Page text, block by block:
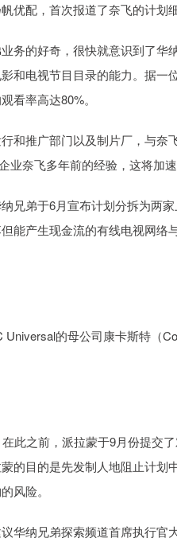
配，首次报道了奈飞的计划细
的好奇，很快就意识到了华
和电视节目目录的能力。据一
看率高达80%。
推广部门以及制片厂，与奈
奈飞多年前的经验，这将加速
弟于6月宣布计划分拆为两
能产生现金流的有线电视网
的母公司康卡斯特（
之前，派拉蒙于9月份提交
的目的是先发制人地阻止计划
风险。
纳兄弟探索频道首席执行官